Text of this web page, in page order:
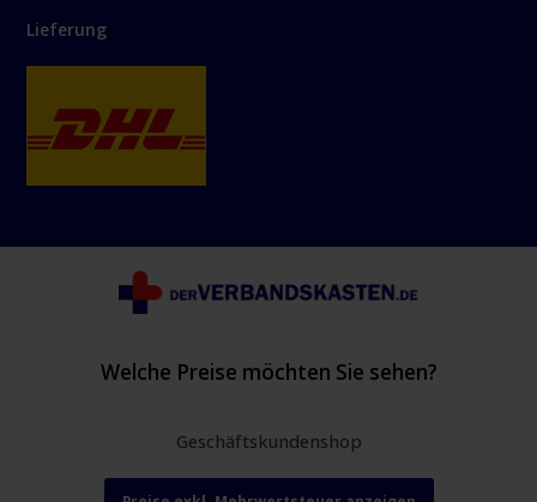
Lieferung
Welche Preise möchten Sie sehen?
Geschäftskundenshop